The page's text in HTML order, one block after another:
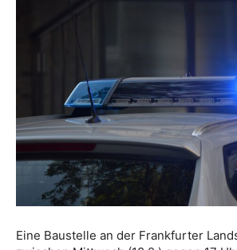
Eine Baustelle an der Frankfurter